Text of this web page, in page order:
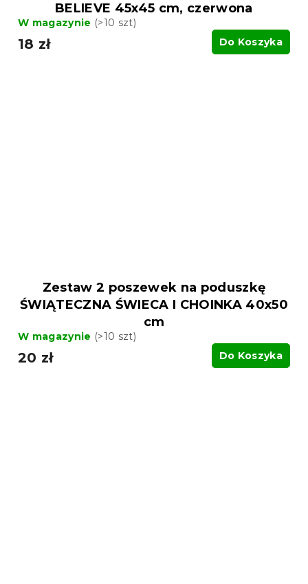
BELIEVE 45x45 cm, czerwona
W magazynie (>10 szt)
18 zł Do Koszyka
Zestaw 2 poszewek na poduszkę
ŚWIĄTECZNA ŚWIECA I CHOINKA 40x50
cm
W magazynie (>10 szt)
20 zł Do Koszyka